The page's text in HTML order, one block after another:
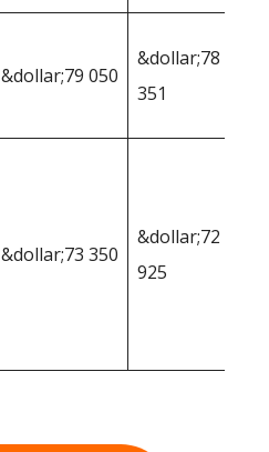
&dollar;79 050
&dollar;78
351
&dollar;73 350
&dollar;72
925